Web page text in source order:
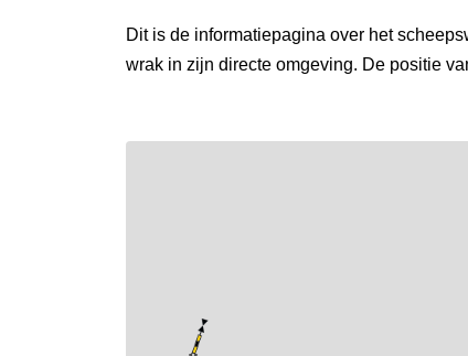
Dit is de informatiepagina over het
wrak in zijn directe omgeving. De positie